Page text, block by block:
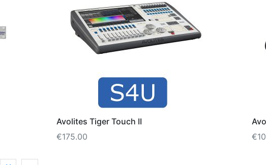
Avolites Tiger Touch II
€175.00
€